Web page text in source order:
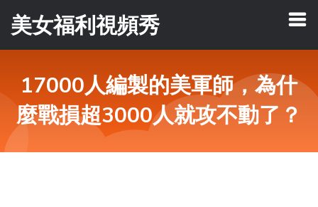
美女福利視頻秀
17000人編製的美軍師，為什
麼戰損超3000人就攻不動了？